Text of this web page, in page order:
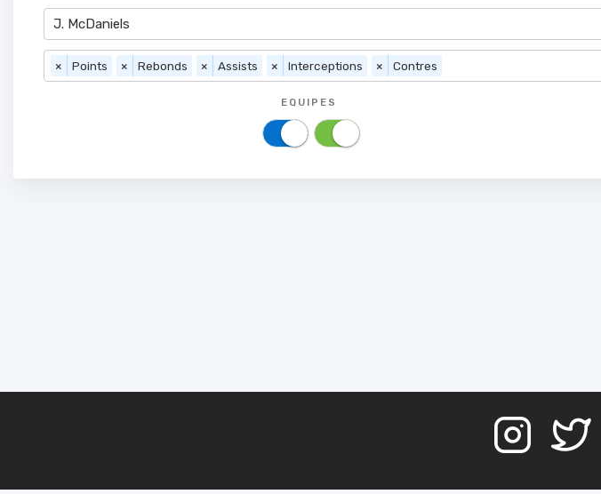
J. McDaniels
× Points × Rebonds × Assists × Interceptions × Contres
EQUIPES